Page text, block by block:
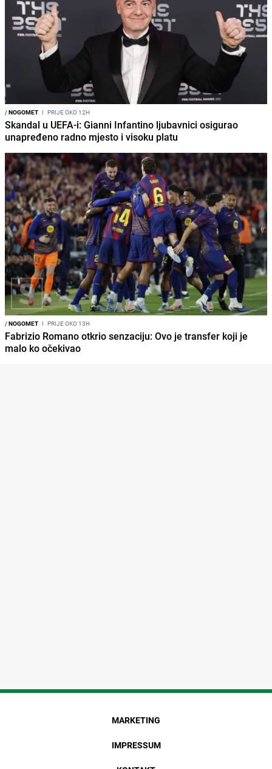
/NOGOMET I PRIJE OKO 12H
Skandal u UEFA-i: Gianni Infantino ljubavnici osigurao
unapređeno radno mjesto i visoku platu
/NOGOMET I PRIJE OKO 13H
Fabrizio Romano otkrio senzaciju: Ovo je transfer koji je
malo ko očekivao
MARKETING
IMPRESSUM